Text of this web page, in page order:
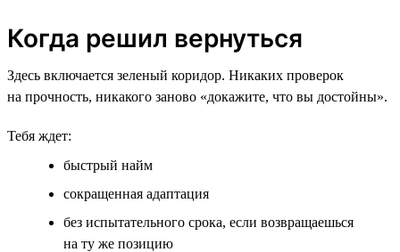
Когда решил вернуться
Здесь включается зеленый коридор. Никаких проверок
на прочность, никакого заново «докажите, что вы достойны».
Тебя ждет:
быстрый найм
сокращенная адаптация
без испытательного срока, если возвращаешься
на ту же позицию